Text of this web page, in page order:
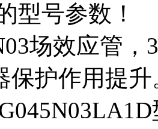
型号参数！
场效应管
保护作用提升